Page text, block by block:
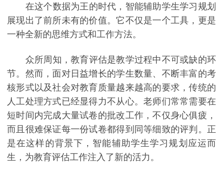
在这个数据为王的时代，智能辅助学生学习规划
展现出了前所未有的价值。它不仅是一个工具，更是
一种全新的思维方式和工作方法。
众所周知，教育评估是教学过程中不可或缺的环
节。然而，面对日益增长的学生数量、不断丰富的考
核形式以及社会对教育质量越来越高的要求，传统的
人工处理方式已经显得力不从心。老师们常常需要在
短时间内完成大量试卷的批改工作，不仅身心俱疲，
而且很难保证每一份试卷都得到同等细致的评判。正
是在这样的背景下，智能辅助学生学习规划应运而
生，为教育评估工作注入了新的活力。